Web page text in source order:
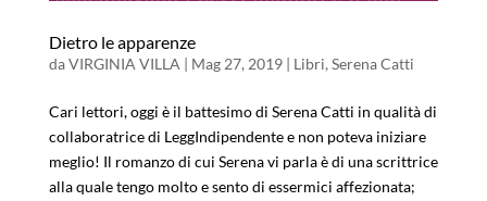
Dietro le apparenze
daVIRGINIA VILLA | Mag 27, 2019| Libri, Serena Catti
Cari lettori, oggi è il battesimo di Serena Catti in qualità di
collaboratrice di LeggIndipendente e non poteva iniziare
meglio! Il romanzo di cui Serena vi parla è di una scrittrice
alla quale tengo molto e sento di essermici affezionata;